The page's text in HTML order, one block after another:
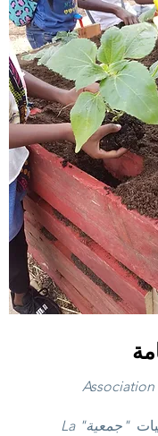
Association
"جمعية" La